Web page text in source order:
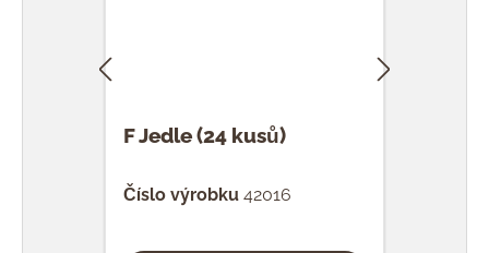
F Jedle (24 kusů)
Číslo výrobku 42016